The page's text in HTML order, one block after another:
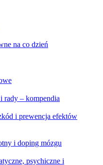
na co dzień
– kompendia
i prewencja efektów
i doping mózgu
psychiczne i